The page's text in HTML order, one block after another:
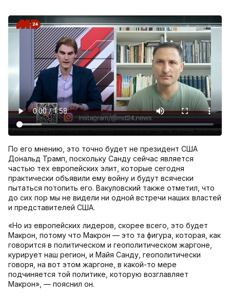
По его мнению, это точно будет не президент США
Дональд Трамп, поскольку Санду сейчас является
частью тех европейских элит, которые сегодня
практически объявили ему войну и будут всячески
пытаться потопить его. Вакуловский также отметил, что
до сих пор мы не видели ни одной встречи наших властей
и представителей США.
«Но из европейских лидеров, скорее всего, это будет
Макрон, потому что Макрон — это та фигура, которая, как
говорится в политическом и геополитическом жаргоне,
курирует наш регион, и Майя Санду, геополитически
говоря, на вот этом жаргоне, в какой-то мере
подчиняется той политике, которую возглавляет
Макрон», — пояснил он.